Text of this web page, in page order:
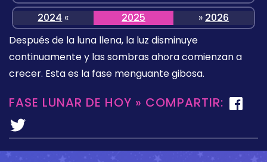
2024 « 2025 » 2026
Después de la luna llena, la luz disminuye
continuamente y las sombras ahora comienzan a
crecer. Esta es la fase menguante gibosa.
FASE LUNAR DE HOY » COMPARTIR: